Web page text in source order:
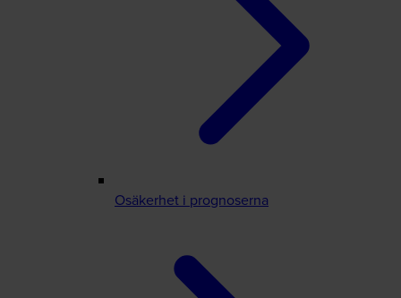
Osäkerhet i prognoserna